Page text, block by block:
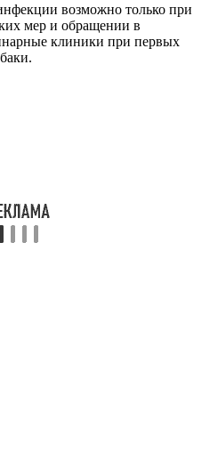
возможно только при
мер и обращении в
клиники при первых